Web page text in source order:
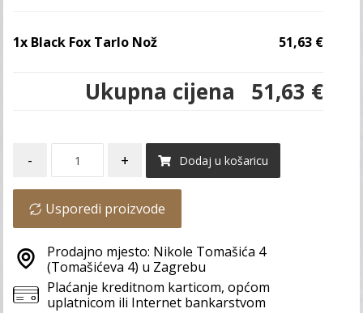
1x Black Fox Tarlo Nož 51,63 €
Ukupna cijena 51,63 €
- + Dodaj u košaricu
Usporedi proizvode
Prodajno mjesto: Nikole Tomašića 4
(Tomašićeva 4) u Zagrebu
Plaćanje kreditnom karticom, općom
uplatnicom ili Internet bankarstvom